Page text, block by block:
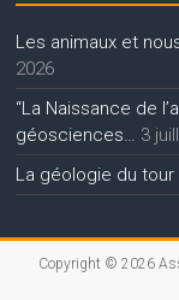
Les animaux et
2026
“La Naissance de
géosciences… 3
La géologie du tour
Copyright © 2026